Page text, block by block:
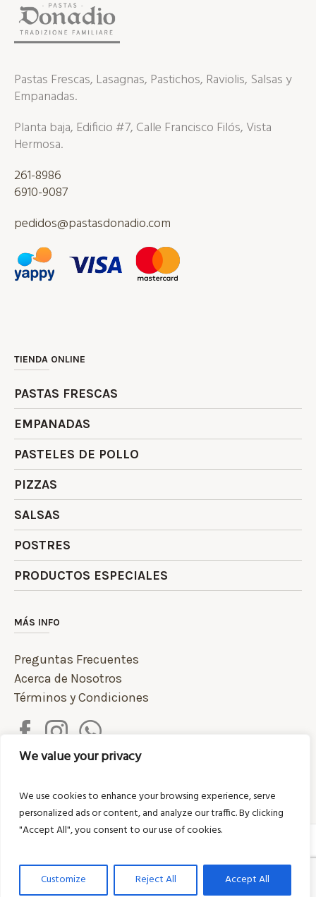
We value your privacy
We use cookies to enhance your browsing experience, serve
personalized ads or content, and analyze our traffic. By clicking
"Accept All", you consent to our use of cookies.
Customize Reject All Accept All
Pastas Frescas, Lasagnas, Pastichos, Raviolis, Salsas y
Empanadas.
Planta baja, Edificio #7, Calle Francisco Filós, Vista
Hermosa.
261-8986
6910-9087
pedidos@pastasdonadio.com
TIENDA ONLINE
PASTAS FRESCAS
EMPANADAS
PASTELES DE POLLO
PIZZAS
SALSAS
POSTRES
PRODUCTOS ESPECIALES
MÁS INFO
Preguntas Frecuentes
Acerca de Nosotros
Términos y Condiciones
Desarrollo Web por 4toestudio